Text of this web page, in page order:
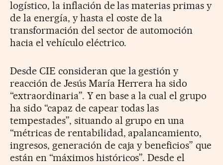
logístico, la inflación de las materias primas y
de la energía, y hasta el coste de la
transformación del sector de automoción
hacia el vehículo eléctrico.
Desde CIE consideran que la gestión y
reacción de Jesús María Herrera ha sido
“extraordinaria”. Y en base a la cual el grupo
ha sido “capaz de capear todas las
tempestades”, situando al grupo en una
“métricas de rentabilidad, apalancamiento,
ingresos, generación de caja y beneficios” que
están en “máximos históricos”. Desde el